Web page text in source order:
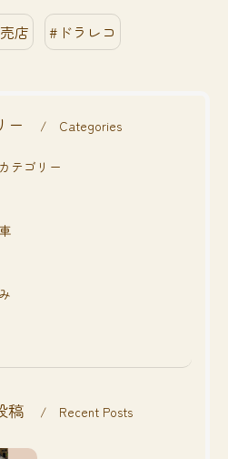
店 #ドラレコ
ー Categories
テゴリー
稿 Recent Posts